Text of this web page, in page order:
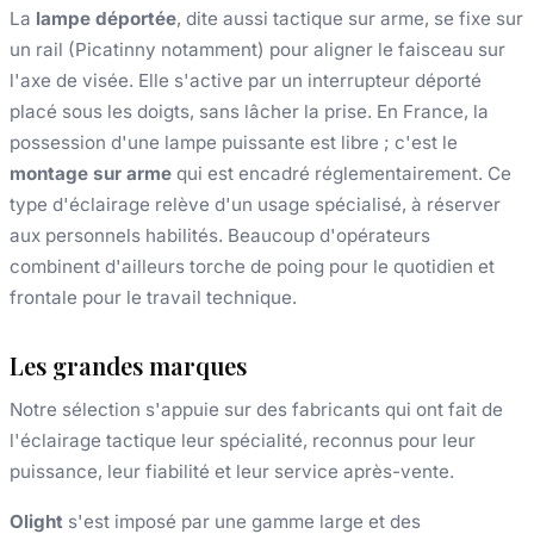
La lampe déportée, dite aussi tactique sur arme, se fixe sur
un rail (Picatinny notamment) pour aligner le faisceau sur
l'axe de visée. Elle s'active par un interrupteur déporté
placé sous les doigts, sans lâcher la prise. En France, la
possession d'une lampe puissante est libre ; c'est le
montage sur arme qui est encadré réglementairement. Ce
type d'éclairage relève d'un usage spécialisé, à réserver
aux personnels habilités. Beaucoup d'opérateurs
combinent d'ailleurs torche de poing pour le quotidien et
frontale pour le travail technique.
Les grandes marques
Notre sélection s'appuie sur des fabricants qui ont fait de
l'éclairage tactique leur spécialité, reconnus pour leur
puissance, leur fiabilité et leur service après-vente.
Olight s'est imposé par une gamme large et des